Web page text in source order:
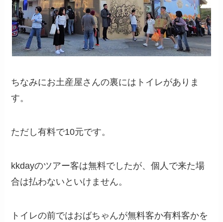
ちなみにお土産屋さんの裏にはトイレがありま
す。
ただし有料で10元です。
kkdayのツアー客は無料でしたが、個人で来た場
合は払わないといけません。
トイレの前ではおばちゃんが無料客か有料客かを